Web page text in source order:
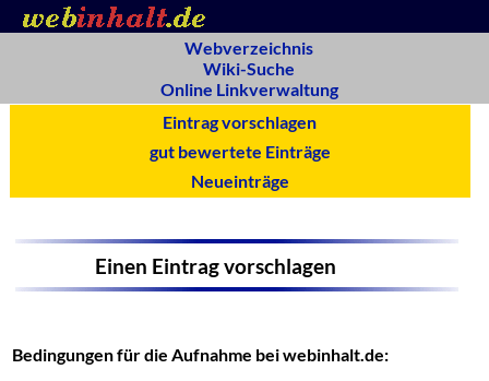
Webverzeichnis
Wiki-Suche
Online Linkverwaltung
Eintrag vorschlagen
gut bewertete Einträge
Neueinträge
Einen Eintrag vorschlagen
Bedingungen für die Aufnahme bei webinhalt.de: